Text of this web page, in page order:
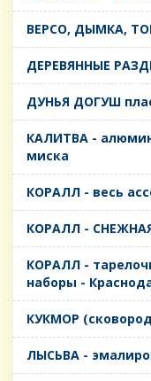
ВЕРСО, ДЫМКА,
ДЕРЕВЯННЫЕ
ДУНЬЯ ДОГУШ
КАЛИТВА -
миска
КОРАЛЛ - весь
КОРАЛЛ -
КОРАЛЛ -
наборы -
КУКМОР
ЛЫСЬВА -